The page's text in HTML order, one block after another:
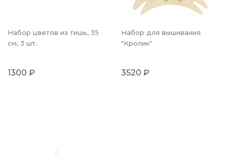
Набор цветов из тишь, 35
см, 3 шт.
1300 ₽
Набор для вышивания
"Кролик"
3520 ₽